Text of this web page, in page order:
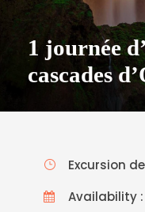
1 journée
cascades
Excursion
Availability